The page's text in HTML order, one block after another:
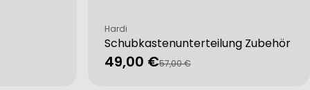
Schubkastenunterteilung Zubehör
Verkäufer:
Hardi
Verkaufspreis
49,00 €
Regulärer57,00 €